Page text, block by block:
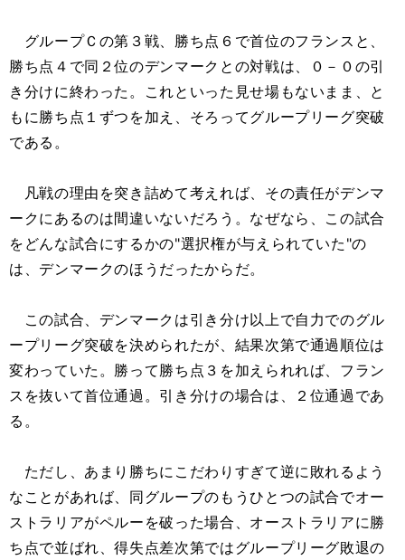
グループＣの第３戦、勝ち点６で首位のフランスと、
勝ち点４で同２位のデンマークとの対戦は、０－０の引
き分けに終わった。これといった見せ場もないまま、と
もに勝ち点１ずつを加え、そろってグループリーグ突破
である。
凡戦の理由を突き詰めて考えれば、その責任がデンマ
ークにあるのは間違いないだろう。なぜなら、この試合
をどんな試合にするかの"選択権が与えられていた"の
は、デンマークのほうだったからだ。
この試合、デンマークは引き分け以上で自力でのグル
ープリーグ突破を決められたが、結果次第で通過順位は
変わっていた。勝って勝ち点３を加えられれば、フラン
スを抜いて首位通過。引き分けの場合は、２位通過であ
る。
ただし、あまり勝ちにこだわりすぎて逆に敗れるよう
なことがあれば、同グループのもうひとつの試合でオー
ストラリアがペルーを破った場合、オーストラリアに勝
ち点で並ばれ、得失点差次第ではグループリーグ敗退の